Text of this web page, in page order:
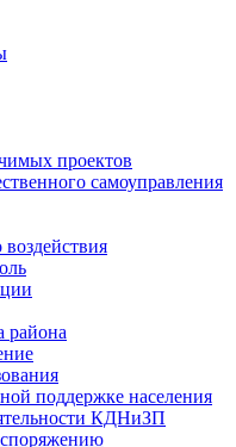
проектов
самоуправления
района
поддержке населения
КДНиЗП